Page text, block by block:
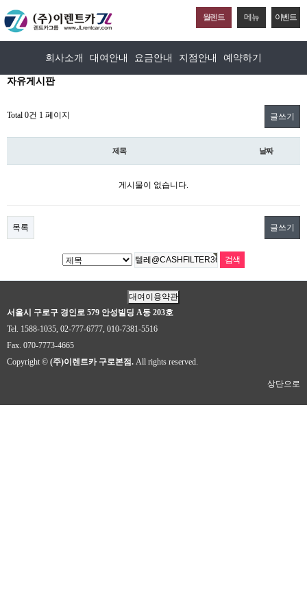
월렌트 메뉴 이벤트
회사소개 대여안내 요금안내 지점안내 예약하기
자유게시판
Total 0건 1 페이지 글쓰기
제목 날짜
게시물이 없습니다.
목록 글쓰기
대여이용약관
서울시 구로구 경인로 579 안성빌딩 A동 203호
Tel. 1588-1035, 02-777-6777, 010-7381-5516
Fax. 070-7773-4665
Copyright © (주)이렌트카 구로본점. All rights reserved.
상단으로